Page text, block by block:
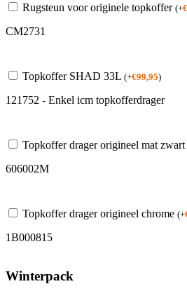
Rugsteun voor originele topkoffer (+€
CM2731
Topkoffer SHAD 33L (+€99,95)
121752 - Enkel icm topkofferdrager
Topkoffer drager origineel mat zwart
606002M
Topkoffer drager origineel chrome (+
1B000815
Winterpack